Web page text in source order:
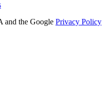
and the Google Privacy Policy